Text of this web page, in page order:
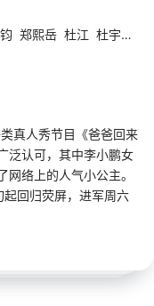
郑熙岳 杜江 杜宇麒
真人秀节目《爸爸回来
泛认可，其中李小鹏女
络上的人气小公主。
回归荧屏，进军周六